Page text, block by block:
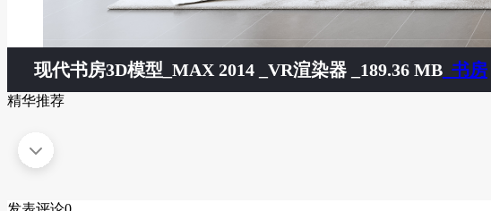
现代书房3D模型 _MAX 2014 _VR渲染器 _189.36 MB _书房
精华推荐